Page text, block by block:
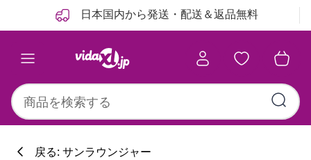
日本国内から発送・配送＆返品無料
戻る: サンラウンジャー